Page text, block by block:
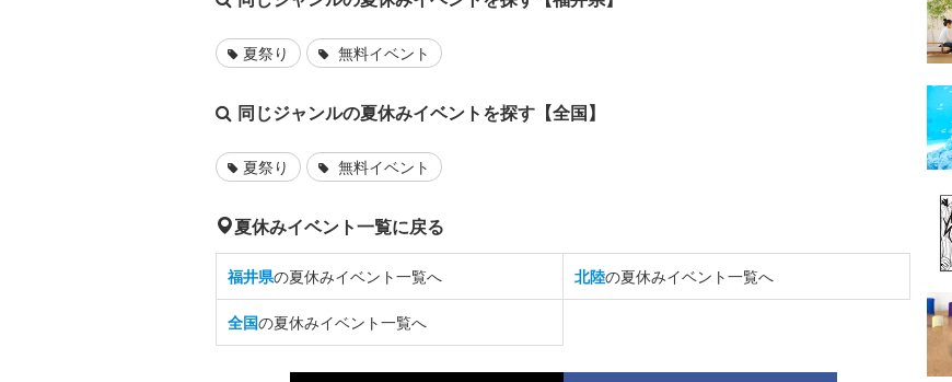
夏祭り 無料イベント
同じジャンルの夏休みイベントを探す【全国】
夏祭り 無料イベント
夏休みイベント一覧に戻る
福井県の夏休みイベント一覧へ 北陸の夏休みイベント一覧へ
全国の夏休みイベント一覧へ